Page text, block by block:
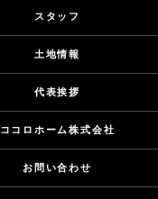
スタッフ
土地情報
代表挨拶
ココロホーム株式会社
お問い合わせ